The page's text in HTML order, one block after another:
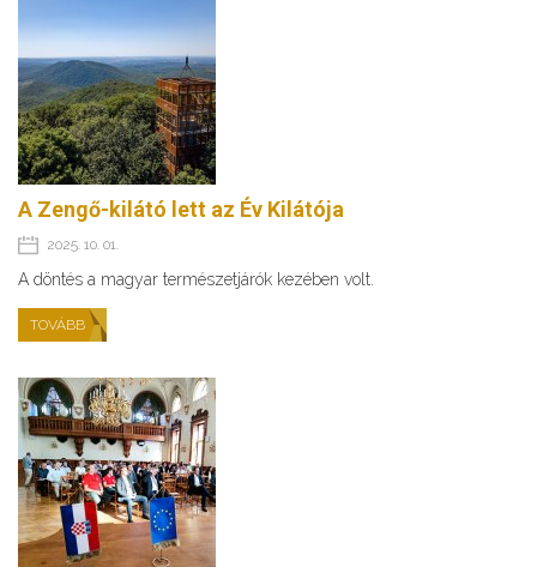
A Zengő-kilátó lett az Év Kilátója
2025. 10. 01.
A döntés a magyar természetjárók kezében volt.
TOVÁBB